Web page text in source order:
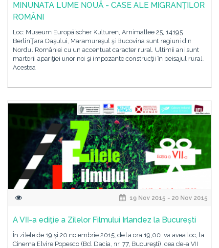
MINUNATA LUME NOUĂ - CASE ALE MIGRANŢILOR
ROMÂNI
Loc: Museum Europäischer Kulturen, Arnimallee 25, 14195
BerlinŢara Oaşului, Maramureşul şi Bucovina sunt regiuni din
Nordul României cu un accentuat caracter rural. Ultimii ani sunt
martorii apariţiei unor noi şi impozante construcţii în peisajul rural.
Acestea
19 Nov 2015 - 20 Nov 2015
A VII-a ediţie a Zilelor Filmului Irlandez la București
În zilele de 19 și 20 noiembrie 2015, de la ora 19,00 va avea loc, la
Cinema Elvire Popesco (Bd. Dacia, nr. 77, Bucureşti), cea de-a VII